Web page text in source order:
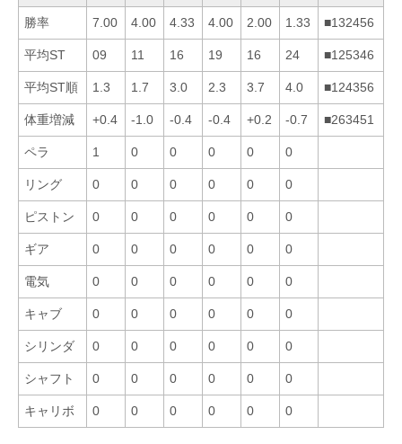
勝率 7.00 4.00 4.33 4.00 2.00 1.33 ■132456
平均ST 09 11 16 19 16 24 ■125346
平均ST順 1.3 1.7 3.0 2.3 3.7 4.0 ■124356
体重増減 +0.4 -1.0 -0.4 -0.4 +0.2 -0.7 ■263451
ペラ 1 0 0 0 0 0
リング 0 0 0 0 0 0
ピストン 0 0 0 0 0 0
ギア 0 0 0 0 0 0
電気 0 0 0 0 0 0
キャブ 0 0 0 0 0 0
シリンダ 0 0 0 0 0 0
シャフト 0 0 0 0 0 0
キャリボ 0 0 0 0 0 0